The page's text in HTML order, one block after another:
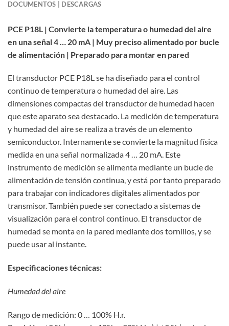
DOCUMENTOS | DESCARGAS
PCE P18L | Convierte la temperatura o humedad del aire
en una señal 4 … 20 mA | Muy preciso alimentado por bucle
de alimentación | Preparado para montar en pared
El transductor PCE P18L se ha diseñado para el control
continuo de temperatura o humedad del aire. Las
dimensiones compactas del transductor de humedad hacen
que este aparato sea destacado. La medición de temperatura
y humedad del aire se realiza a través de un elemento
semiconductor. Internamente se convierte la magnitud física
medida en una señal normalizada 4 … 20 mA. Este
instrumento de medición se alimenta mediante un bucle de
alimentación de tensión continua, y está por tanto preparado
para trabajar con indicadores digitales alimentados por
transmisor. También puede ser conectado a sistemas de
visualización para el control continuo. El transductor de
humedad se monta en la pared mediante dos tornillos, y se
puede usar al instante.
Especificaciones técnicas:
Humedad del aire
Rango de medición: 0 … 100% H.r.